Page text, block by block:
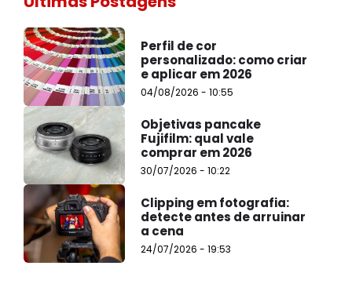
Perfil de cor
personalizado: como criar
e aplicar em 2026
04/08/2026 - 10:55
Objetivas pancake
Fujifilm: qual vale
comprar em 2026
30/07/2026 - 10:22
Clipping em fotografia:
detecte antes de arruinar
a cena
24/07/2026 - 19:53